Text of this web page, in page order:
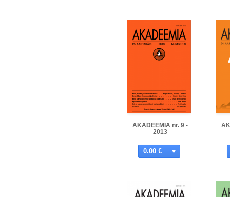
AKADEEMIA nr. 9 -
2013
0.00 €